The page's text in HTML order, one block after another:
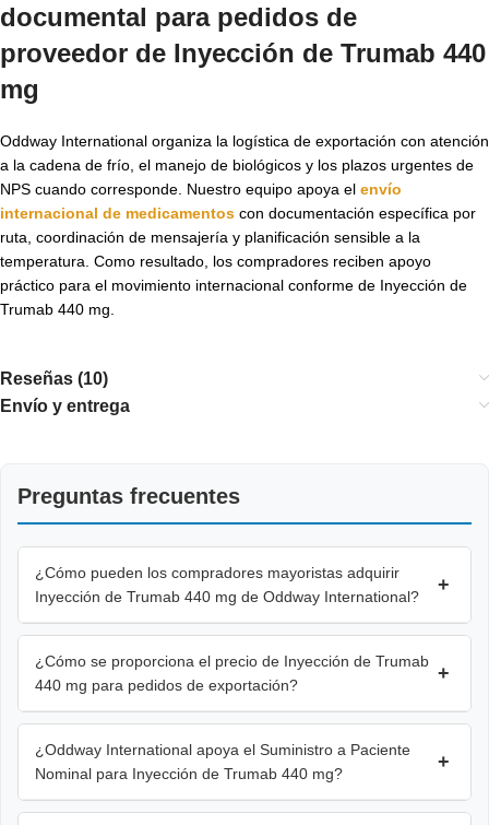
documental para pedidos de
proveedor de Inyección de Trumab 440
mg
Oddway International organiza la logística de exportación con atención
a la cadena de frío, el manejo de biológicos y los plazos urgentes de
NPS cuando corresponde. Nuestro equipo apoya el envío
internacional de medicamentos con documentación específica por
ruta, coordinación de mensajería y planificación sensible a la
temperatura. Como resultado, los compradores reciben apoyo
práctico para el movimiento internacional conforme de Inyección de
Trumab 440 mg.
Reseñas (10)
Envío y entrega
Preguntas frecuentes
¿Cómo pueden los compradores mayoristas adquirir
Inyección de Trumab 440 mg de Oddway International?
+
¿Cómo se proporciona el precio de Inyección de Trumab
440 mg para pedidos de exportación?
+
¿Oddway International apoya el Suministro a Paciente
Nominal para Inyección de Trumab 440 mg?
+